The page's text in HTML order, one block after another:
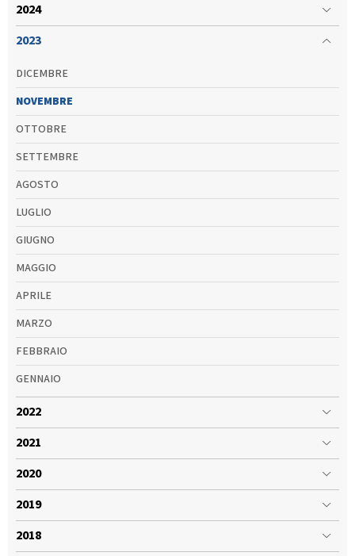
2024
2023
DICEMBRE
NOVEMBRE
OTTOBRE
SETTEMBRE
AGOSTO
LUGLIO
GIUGNO
MAGGIO
APRILE
MARZO
FEBBRAIO
GENNAIO
2022
2021
2020
2019
2018